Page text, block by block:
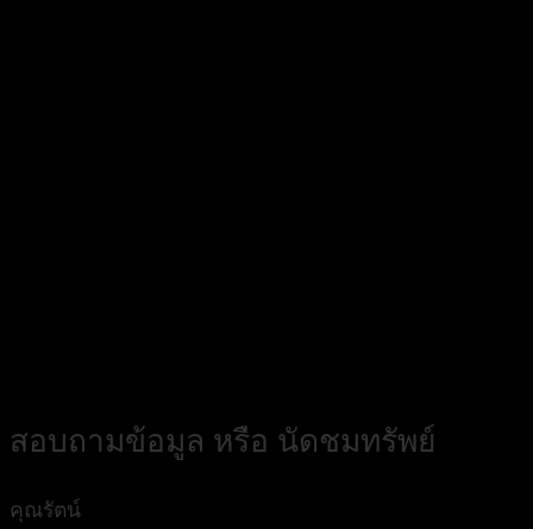
สอบถามข้อมูล หรือ นัดชมทรัพย์
คุณรัตน์